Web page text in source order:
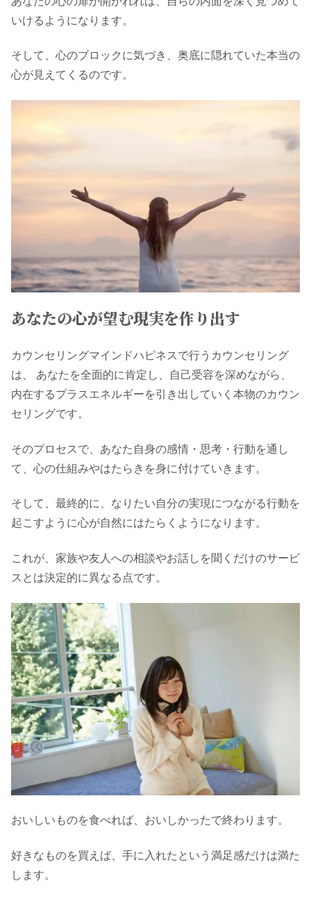
いけるようになります。
そして、心のブロックに気づき、奥底に隠れていた本当の
心が見えてくるのです。
あなたの心が望む現実を作り出す
カウンセリングマインドハピネスで行うカウンセリング
は、 あなたを全面的に肯定し、自己受容を深めながら、
内在するプラスエネルギーを引き出していく本物のカウン
セリングです。
そのプロセスで、あなた自身の感情・思考・行動を通し
て、心の仕組みやはたらきを身に付けていきます。
そして、最終的に、なりたい自分の実現につながる行動を
起こすように心が自然にはたらくようになります。
これが、家族や友人への相談やお話しを聞くだけのサービ
スとは決定的に異なる点です。
おいしいものを食べれば、おいしかったで終わります。
好きなものを買えば、手に入れたという満足感だけは満た
します。